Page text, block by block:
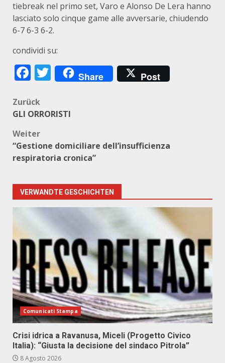
tiebreak nel primo set, Varo e Alonso De Lera hanno
lasciato solo cinque game alle avversarie, chiudendo
6-7 6-3 6-2.
condividi su:
Facebook
Twitter
Share Post
Beitragsnavigation
Zurück
GLI ORRORISTI
Weiter
“Gestione domiciliare dell’insufficienza
respiratoria cronica”
VERWANDTE GESCHICHTEN
Comunicati Stampa
Crisi idrica a Ravanusa, Miceli (Progetto Civico
Italia): “Giusta la decisione del sindaco Pitrola”
8 Agosto 2026